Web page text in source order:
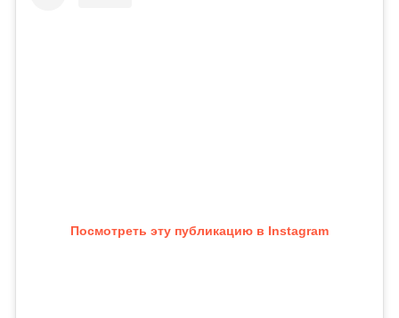
Посмотреть эту публикацию в Instagram